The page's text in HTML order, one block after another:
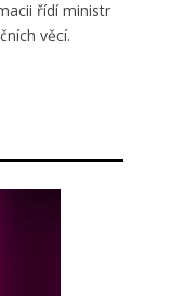
řídí ministr
věcí.